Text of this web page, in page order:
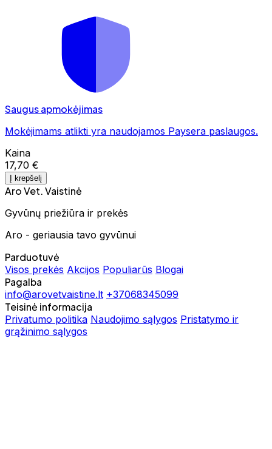
Saugus apmokėjimas
Mokėjimams atlikti yra naudojamos Paysera paslaugos.
Kaina
17,70 €
Į krepšelį
Aro Vet. Vaistinė
Gyvūnų priežiūra ir prekės
Aro - geriausia tavo gyvūnui
Parduotuvė
Visos prekės Akcijos Populiarūs Blogai
Pagalba
info@arovetvaistine.lt +37068345099
Teisinė informacija
Privatumo politika Naudojimo sąlygos Pristatymo ir
grąžinimo sąlygos